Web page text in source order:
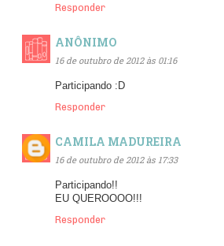
Responder
ANÔNIMO
16 de outubro de 2012 às 01:16
Participando :D
Responder
CAMILA MADUREIRA
16 de outubro de 2012 às 17:33
Participando!!
EU QUEROOOO!!!
Responder